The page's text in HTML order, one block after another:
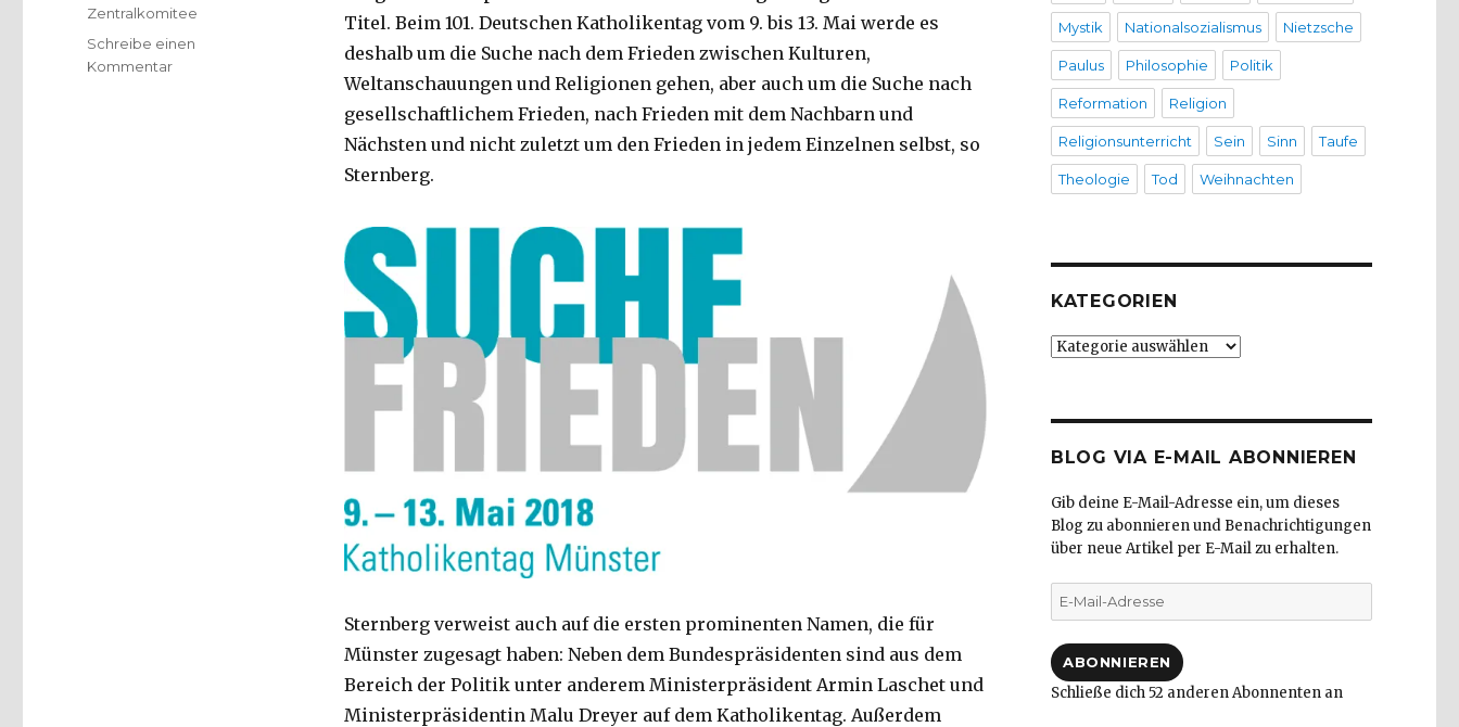
Titel. Beim 101. Deutschen Katholikentag vom 9. bis 13. Mai werde es
deshalb um die Suche nach dem Frieden zwischen Kulturen,
Weltanschauungen und Religionen gehen, aber auch um die Suche nach
gesellschaftlichem Frieden, nach Frieden mit dem Nachbarn und
Nächsten und nicht zuletzt um den Frieden in jedem Einzelnen selbst, so
Sternberg.
Sternberg verweist auch auf die ersten prominenten Namen, die für
Münster zugesagt haben: Neben dem Bundespräsidenten sind aus dem
Bereich der Politik unter anderem Ministerpräsident Armin Laschet und
Ministerpräsidentin Malu Dreyer auf dem Katholikentag. Außerdem
Zentralkomitee
Schreibe einen
Kommentarzu
Mystik Nationalsozialismus Nietzsche
Paulus Philosophie Politik
Reformation Religion
Religionsunterricht Sein Sinn Taufe
Theologie Tod Weihnachten
KATEGORIEN
Kategorien
BLOG VIA E-MAIL ABONNIEREN
Gib deine E-Mail-Adresse ein, um dieses
Blog zu abonnieren und Benachrichtigungen
über neue Artikel per E-Mail zu erhalten.
E-
Mail-
ABONNIEREN
Schließe dich 52 anderen Abonnenten an